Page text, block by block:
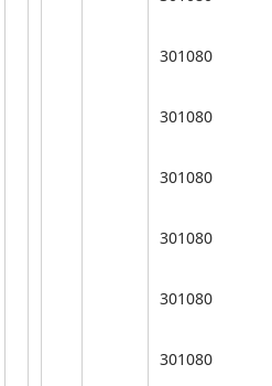
301080
301080
301080
301080
301080
301080